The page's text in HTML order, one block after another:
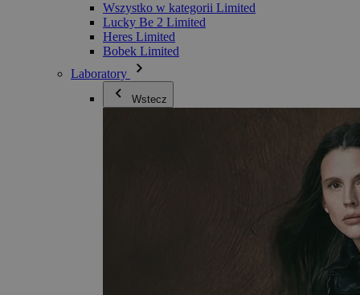
Wszystko w kategorii Limited
Lucky Be 2 Limited
Heres Limited
Bobek Limited
Laboratory
Wstecz